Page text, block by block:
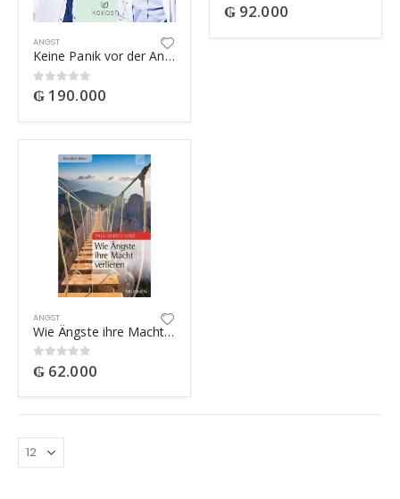
ANGST
Keine Panik vor der Angst
0out of 5
₲ 190.000
0out of 5
₲ 92.000
ANGST
Wie Ängste ihre Macht verlieren
0out of 5
₲ 62.000